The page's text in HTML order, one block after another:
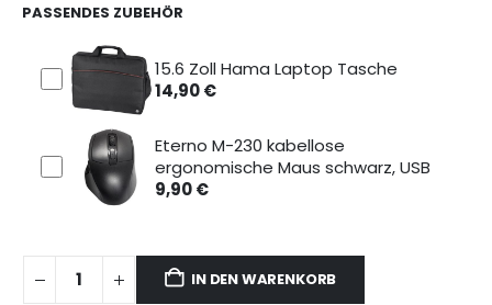
PASSENDES ZUBEHÖR
15.6 Zoll Hama Laptop Tasche
14,90€
Eterno M-230 kabellose
ergonomische Maus schwarz, USB
9,90€
IN DEN WARENKORB